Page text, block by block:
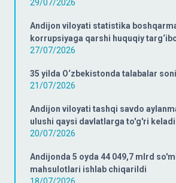
29/07/2026
Andijon viloyati statistika
korrupsiyaga qarshi huquqiy
27/07/2026
35 yilda O‘zbekistonda talabalar
21/07/2026
Andijon viloyati tashqi savdo
ulushi qaysi davlatlarga to'g'ri
20/07/2026
Andijonda 5 oyda 44 049,7 mlrd
mahsulotlari ishlab chiqarildi